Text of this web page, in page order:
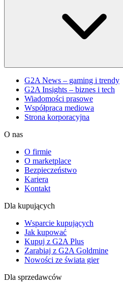
G2A News – gaming i trendy
G2A Insights – biznes i tech
Wiadomości prasowe
Współpraca mediowa
Strona korporacyjna
O nas
O firmie
O marketplace
Bezpieczeństwo
Kariera
Kontakt
Dla kupujących
Wsparcie kupujących
Jak kupować
Kupuj z G2A Plus
Zarabiaj z G2A Goldmine
Nowości ze świata gier
Dla sprzedawców